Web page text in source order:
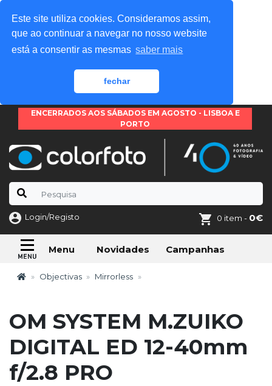
Este site utiliza cookies. Consideramos assim,
que ao continuar a navegar no nosso website
está a consentir as mesmas saber mais
fechar
ENCERRADOS AOS SÁBADOS EM AGOSTO - LISBOA E
PORTO
Login/Registo 0 item - 0€
Menu Novidades Campanhas
Objectivas Mirrorless
OM SYSTEM M.ZUIKO
DIGITAL ED 12-40mm
f/2.8 PRO